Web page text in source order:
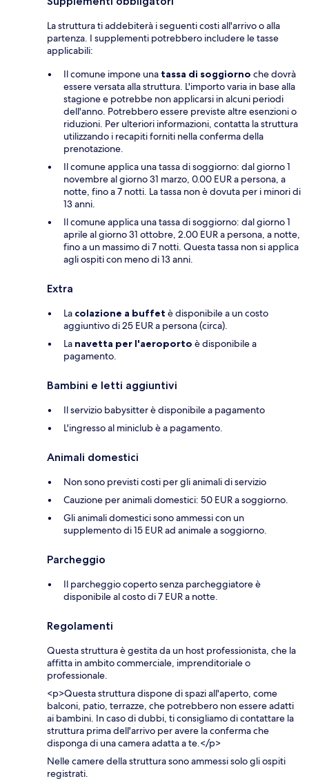
La struttura ti addebiterà i seguenti costi all'arrivo o alla
partenza. I supplementi potrebbero includere le tasse
applicabili:
Il comune impone una tassa di soggiorno che dovrà
essere versata alla struttura. L'importo varia in base alla
stagione e potrebbe non applicarsi in alcuni periodi
dell'anno. Potrebbero essere previste altre esenzioni o
riduzioni. Per ulteriori informazioni, contatta la struttura
utilizzando i recapiti forniti nella conferma della
prenotazione.
Il comune applica una tassa di soggiorno: dal giorno 1
novembre al giorno 31 marzo, 0.00 EUR a persona, a
notte, fino a 7 notti. La tassa non è dovuta per i minori di
13 anni.
Il comune applica una tassa di soggiorno: dal giorno 1
aprile al giorno 31 ottobre, 2.00 EUR a persona, a notte,
fino a un massimo di 7 notti. Questa tassa non si applica
agli ospiti con meno di 13 anni.
Extra
La colazione a buffet è disponibile a un costo
aggiuntivo di 25 EUR a persona (circa).
La navetta per l'aeroporto è disponibile a
pagamento.
Bambini e letti aggiuntivi
Il servizio babysitter è disponibile a pagamento
L'ingresso al miniclub è a pagamento.
Animali domestici
Non sono previsti costi per gli animali di servizio
Cauzione per animali domestici: 50 EUR a soggiorno.
Gli animali domestici sono ammessi con un
supplemento di 15 EUR ad animale a soggiorno.
Parcheggio
Il parcheggio coperto senza parcheggiatore è
disponibile al costo di 7 EUR a notte.
Regolamenti
Questa struttura è gestita da un host professionista, che la
affitta in ambito commerciale, imprenditoriale o
professionale.
<p>Questa struttura dispone di spazi all'aperto, come
balconi, patio, terrazze, che potrebbero non essere adatti
ai bambini. In caso di dubbi, ti consigliamo di contattare la
struttura prima dell'arrivo per avere la conferma che
disponga di una camera adatta a te.</p>
Nelle camere della struttura sono ammessi solo gli ospiti
registrati.